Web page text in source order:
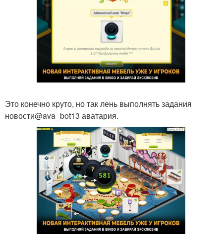
Это конечно круто, но так лень выполнять задания
новости@ava_bot13 аватария.